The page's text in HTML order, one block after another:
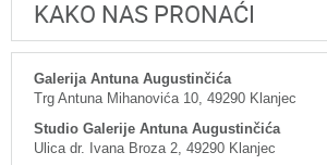
KAKO NAS PRONAĆI
Galerija Antuna Augustinčića
Trg Antuna Mihanovića 10, 49290 Klanjec
Studio Galerije Antuna Augustinčića
Ulica dr. Ivana Broza 2, 49290 Klanjec